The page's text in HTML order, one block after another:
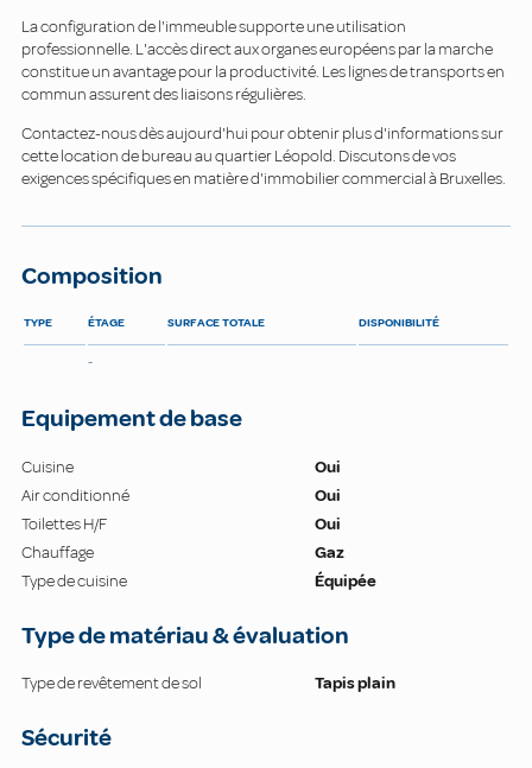
La configuration de l'immeuble supporte une utilisation
professionnelle. L'accès direct aux organes européens par la marche
constitue un avantage pour la productivité. Les lignes de transports en
commun assurent des liaisons régulières.
Contactez-nous dès aujourd'hui pour obtenir plus d'informations sur
cette location de bureau au quartier Léopold. Discutons de vos
exigences spécifiques en matière d'immobilier commercial à Bruxelles.
Composition
TYPE ÉTAGE SURFACE TOTALE DISPONIBILITÉ
-
Equipement de base
Cuisine
Oui
Air conditionné
Oui
Toilettes H/F
Oui
Chauffage
Gaz
Type de cuisine
Équipée
Type de matériau & évaluation
Type de revêtement de sol Tapis plain
Sécurité